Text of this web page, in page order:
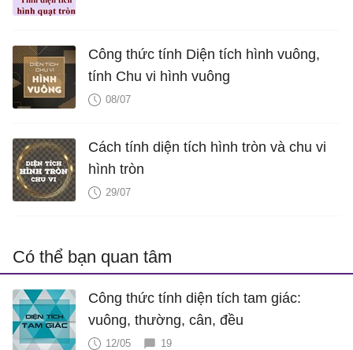
Công thức tính Diện tích hình vuông,
tính Chu vi hình vuông
08/07
Cách tính diện tích hình tròn và chu vi
hình tròn
29/07
Có thể bạn quan tâm
Công thức tính diện tích tam giác:
vuông, thường, cân, đều
12/05 19